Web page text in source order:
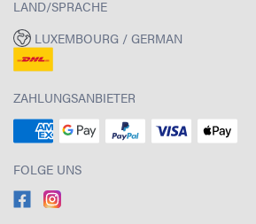
LAND/SPRACHE
LUXEMBOURG / GERMAN
ZAHLUNGSANBIETER
FOLGE UNS